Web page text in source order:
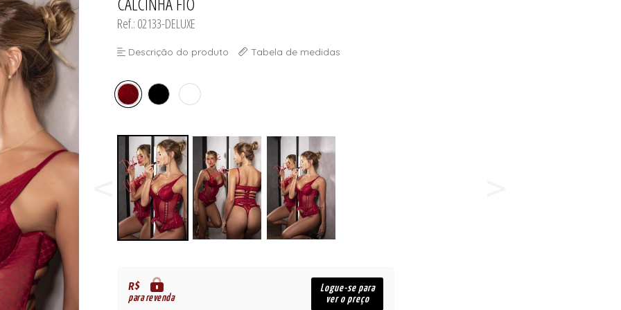
Ref.: 02133-DELUXE
Descrição do produto Tabela de medidas
R$
para revenda
Logue-se para
ver o preço